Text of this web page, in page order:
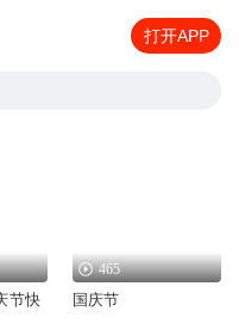
打开APP
节快
465
国庆节